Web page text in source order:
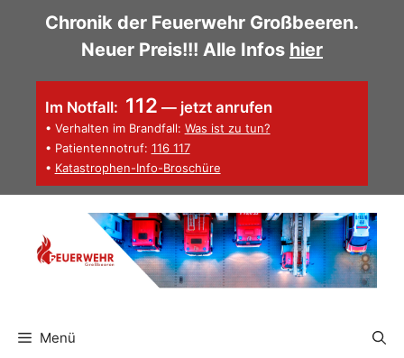
Chronik der Feuerwehr Großbeeren.
Neuer Preis!!! Alle Infos hier
Im Notfall: 112 — jetzt anrufen
• Verhalten im Brandfall: Was ist zu tun?
• Patientennotruf: 116 117
• Katastrophen-Info-Broschüre
Menü